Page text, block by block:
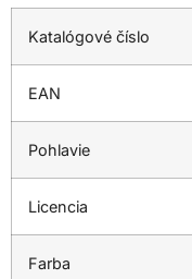
Katalógové číslo
EAN
Pohlavie
Licencia
Farba